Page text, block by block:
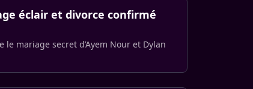
éclair et divorce confirmé
mariage secret d’Ayem Nour et Dylan